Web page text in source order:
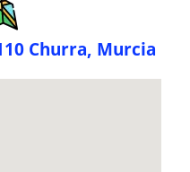
Churra, Murcia